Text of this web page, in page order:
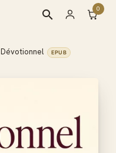
0
search
Dévotionnel EPUB